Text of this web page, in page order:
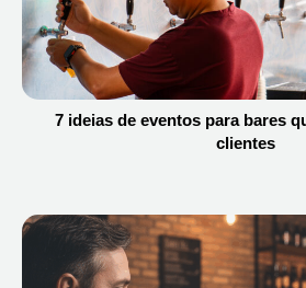
7 ideias de eventos para bares
clientes